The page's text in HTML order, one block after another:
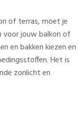
of terras, moet je
voor jouw balkon of
en bakken kiezen en
Het is
zonlicht en